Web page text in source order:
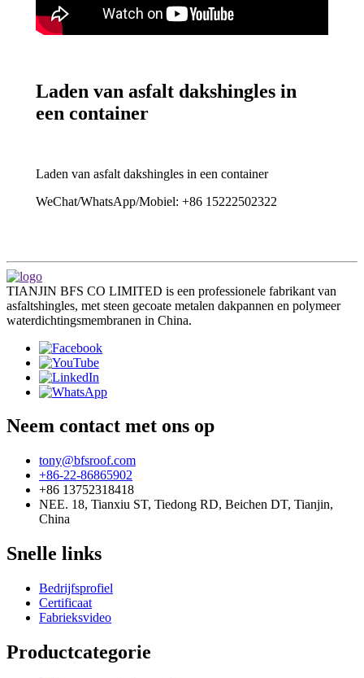
Laden van asfalt dakshingles in
een container
Laden van asfalt dakshingles in een container
WeChat/WhatsApp/Mobiel: +86 15222502322
TIANJIN BFS CO LIMITED is een professionele fabrikant van
asfaltshingles, met steen gecoate metalen dakpannen en polymeer
waterdichtingsmembranen in China.
Neem contact met ons op
tony@bfsroof.com
+86-22-86865902
+86 13752318418
NEE. 18, Tianxiu ST, Tiedong RD, Beichen DT, Tianjin,
China
Snelle links
Bedrijfsprofiel
Certificaat
Fabrieksvideo
Productcategorie